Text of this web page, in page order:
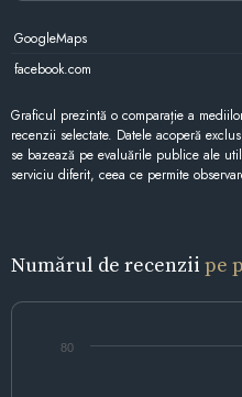
GoogleMaps
facebook.com
Graficul prezintă o comparație a
recenzii selectate. Datele acoperă
se bazează pe evaluările publice ale
serviciu diferit, ceea ce permite
Numărul de recenzii pe
80